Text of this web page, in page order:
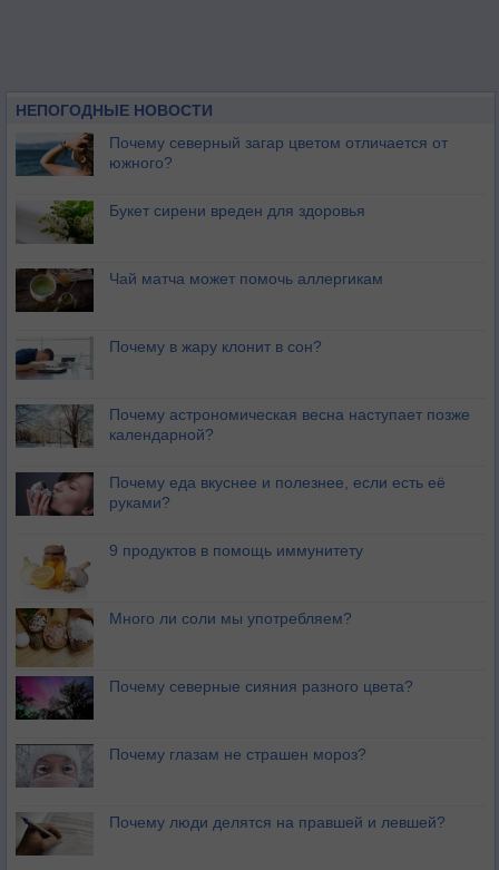
НЕПОГОДНЫЕ НОВОСТИ
Почему северный загар цветом отличается от
южного?
Букет сирени вреден для здоровья
Чай матча может помочь аллергикам
Почему в жару клонит в сон?
Почему астрономическая весна наступает позже
календарной?
Почему еда вкуснее и полезнее, если есть её
руками?
9 продуктов в помощь иммунитету
Много ли соли мы употребляем?
Почему северные сияния разного цвета?
Почему глазам не страшен мороз?
Почему люди делятся на правшей и левшей?